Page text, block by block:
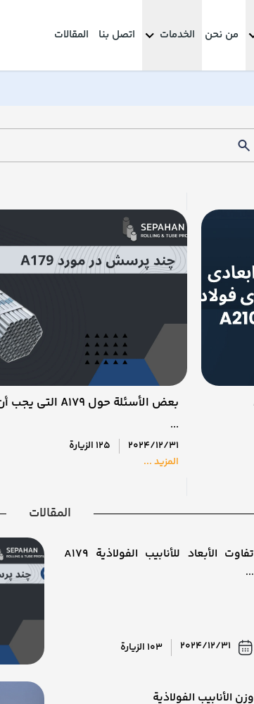
من نحن الخدمات اتصل بنا المقالات
بعض الأسئلة حول A179 التي يجب أن نعرف إجابتها!
...
2024/12/31
125 الزيارة
المزيد ...
المقالات
تفاوت الأبعاد للأنابيب الفولاذية A179
وA210
...
2024/12/31 103 الزيارة
وزن الأنابيب الفولاذية